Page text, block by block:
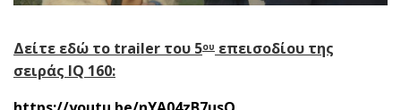
Δείτε εδώ το trailer του 5ου επεισοδίου της
σειράς IQ 160: